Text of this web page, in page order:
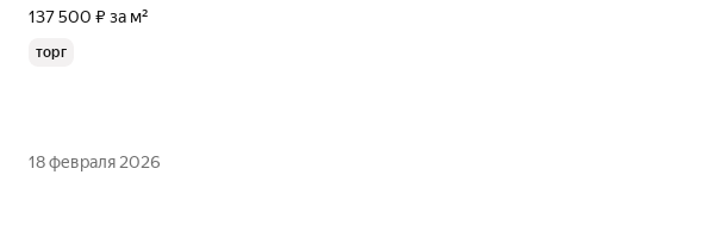
137 500 ₽ за м²
торг
18 февраля 2026